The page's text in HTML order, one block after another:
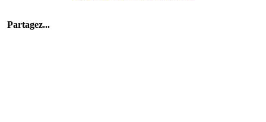
Partagez...